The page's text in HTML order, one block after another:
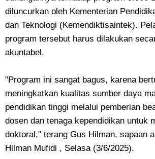
diluncurkan oleh Kementerian
dan Teknologi (Kemendiktisaintek).
program tersebut harus dilakukan
akuntabel.
"Program ini sangat bagus, karena
meningkatkan kualitas sumber daya
pendidikan tinggi melalui pemberian
dosen dan tenaga kependidikan untuk
doktoral," terang Gus Hilman, sapaan
Hilman Mufidi , Selasa (3/6/2025).